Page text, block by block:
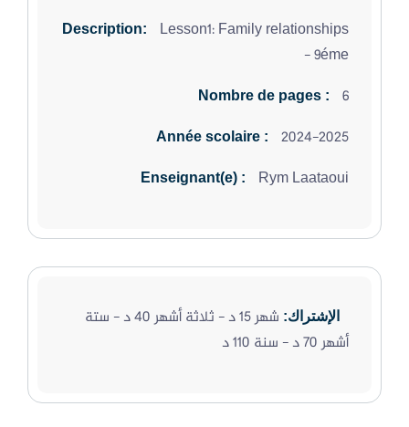
Description:
Lesson1: Family relationships
- 9éme
Nombre de pages : 6
Année scolaire : 2024-2025
Enseignant(e) : Rym Laataoui
الإشتراك:
شهر 15 د - ثلاثة أشهر 40 د - ستة
أشهر 70 د - سنة 110 د